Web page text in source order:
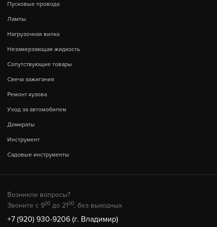
Пусковые провода
Лампы
Нагрузочная вилка
Незамерзающая жидкость
Сопутствующие товары
Свеча зажигания
Ремонт кузова
Уход за автомобилем
Домкраты
Инструмент
Садовые инструменты
Возникли вопросы?
Звоните с 900 до 2100, без выходных
+7 (920) 930-9206 (г. Владимир)